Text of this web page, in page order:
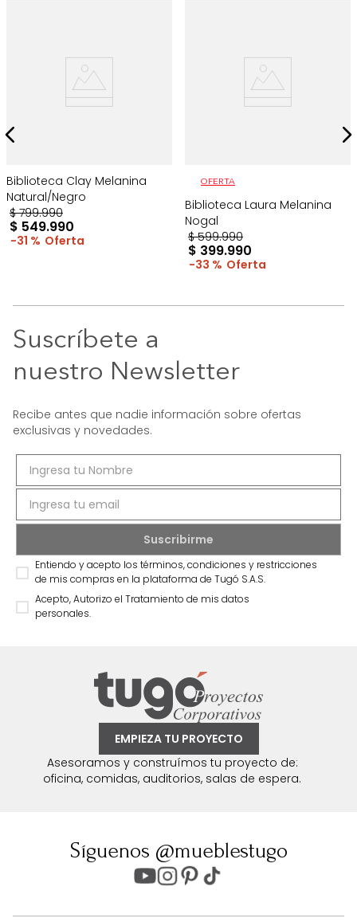
Biblioteca Clay Melanina
Natural/Negro
$ 799.990
$ 549.990
31 %
OFERTA
Biblioteca Laura Melanina
Nogal
$ 599.990
$ 399.990
33 %
Suscríbete a
nuestro Newsletter
Recibe antes que nadie información sobre ofertas
exclusivas y novedades.
Entiendo y acepto los términos, condiciones y restricciones
de mis compras en la plataforma de Tugó S.A.S.
Acepto, Autorizo el Tratamiento de mis datos
personales.
EMPIEZA TU PROYECTO
Asesoramos y construímos tu proyecto de:
oficina, comidas, auditorios, salas de espera.
Síguenos @mueblestugo